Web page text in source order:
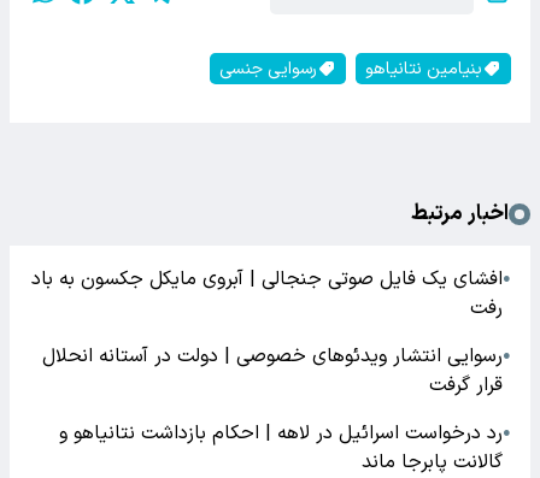
بنیامین نتانیاهو رسوایی جنسی
اخبار مرتبط
●افشای یک فایل صوتی جنجالی | آبروی مایکل جکسون به باد
رفت
●رسوایی انتشار ویدئوهای خصوصی | دولت در آستانه انحلال
قرار گرفت
●رد درخواست اسرائیل در لاهه | احکام بازداشت نتانیاهو و
گالانت پابرجا ماند